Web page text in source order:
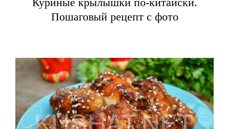
Куриные крылышки по-китайски.
Пошаговый рецепт с фото